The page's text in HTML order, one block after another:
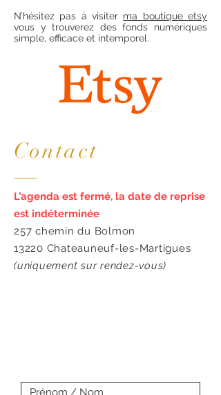
N’hésitez pas à visiter ma boutique etsy
vous y trouverez des fonds numériques
simple, efficace et intemporel.
Contact
L’agenda est fermé, la date de reprise
est indéterminée
257 chemin du Bolmon
13220 Chateauneuf-les-Martigues
(uniquement sur rendez-vous)